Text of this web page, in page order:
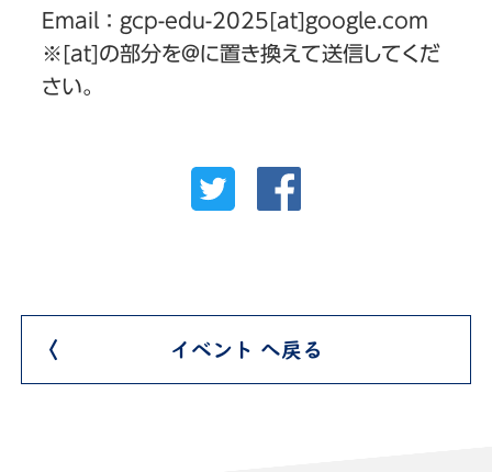
Email：gcp-edu-2025[at]google.com
※[at]の部分を@に置き換えて送信してくだ
さい。
イベント へ戻る